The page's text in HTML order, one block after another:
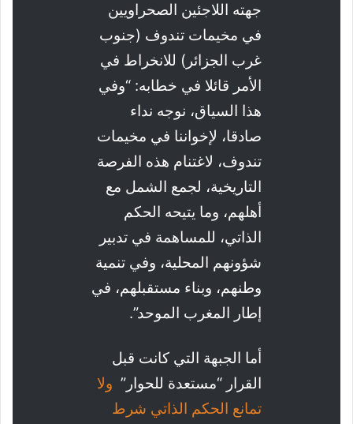
جهته اللاجئين الصحراويين
في مخيمات تندوف (جنوب
غرب الجزائر) للانخراط في
الأمر قائلا في خطابه: “وفي
هذا السياق، نوجه نداء
صادقا، لإخواننا في مخيمات
تندوف، لاغتنام هذه الفرصة
التاريخية، لجمع الشمل مع
أهلهم، وما يتيحه الحكم
الذاتي، للمساهمة في تدبير
شؤونهم المحلية، وفي تنمية
وطنهم، وبناء مستقبلهم، في
إطار المغرب الموحد”.
أما الجبهة التي كانت قبل
القرار “مستعدة للحوار” ولا
تمانع الحكم الذاتي شرط